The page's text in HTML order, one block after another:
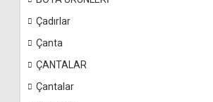
Çadırlar
Çanta
ÇANTALAR
Çantalar